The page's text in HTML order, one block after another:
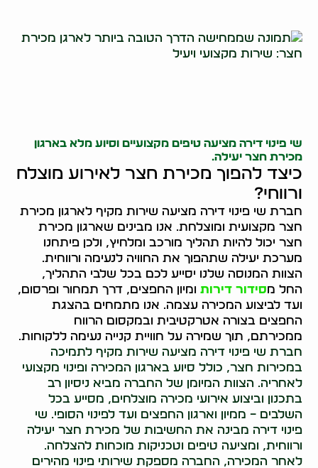
שי פינוי דירה מציעה טיפים מקצועיים וסיוע מלא בארגון
מכירת חצר יעילה.
כיצד להפוך מכירת חצר לאירוע מוצלח
ורווחי?
חברת שי פינוי דירה מציעה שירות מקיף לארגון מכירת
חצר מקצועית ומוצלחת. אנו מבינים שארגון מכירת
חצר יכול להיות תהליך מורכב ומלחיץ, ולכן פיתחנו
מערכת יעילה שתהפוך את החוויה לנעימה ורווחית.
הצוות המנוסה שלנו יסייע לכם בכל שלבי התהליך,
החל מסידור דירות ומיון החפצים, דרך תמחור ופרסום,
ועד לביצוע המכירה עצמה. אנו מתמחים בהצגת
החפצים בצורה אטרקטיבית ובמקסום הרווח
ממכירתם, תוך שמירה על חוויית קנייה נעימה ללקוחות.
חברת שי פינוי דירה מציעה שירות מקיף לתמיכה
במכירות חצר, כולל סיוע בארגון המכירה ופינוי מקצועי
לאחריה. הצוות המיומן של החברה מביא ניסיון רב
בתכנון וביצוע אירועי מכירה מוצלחים, מסייע בכל
השלבים – ממיון וארגון החפצים ועד לפינוי הסופי. שי
פינוי דירה מבינה את החשיבות של מכירת חצר יעילה
ורווחית, ומציעה טיפים וטכניקות מוכחות להצלחה.
לאחר המכירה, החברה מספקת שירותי פינוי מהירים